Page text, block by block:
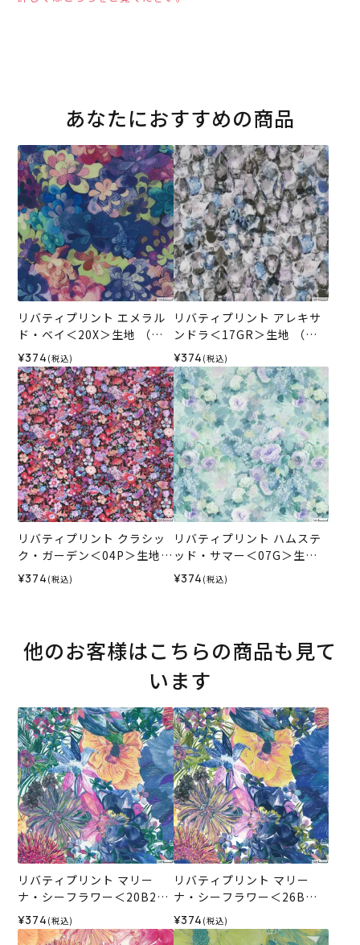
あなたにおすすめの商品
リバティプリント エメラル
ド・ベイ＜20X＞生地 （ホ
ビーラホビーレオリジナ
ル）2026SS
¥374 (税込)
リバティプリント アレキサ
ンドラ＜17GR＞生地 （ホ
ビーラホビーレオリジナ
ル）2026SS
¥374 (税込)
リバティプリント クラシッ
ク・ガーデン＜04P＞生地
（ホビーラホビーレオリジ
ナル）2026SS
¥374 (税込)
リバティプリント ハムステ
ッド・サマー＜07G＞生地
（ホビーラホビーレオリジ
ナル）2025SS
¥374 (税込)
他のお客様はこちらの商品も見て
います
リバティプリント マリー
ナ・シーフラワー＜20B2＞
生地 ★復刻色 （ホビーラホ
ビーレオリジナル）2025SS
¥374 (税込)
リバティプリント マリー
ナ・シーフラワー＜26B＞
生地 （ホビーラホビーレオ
リジナル）2025SS
¥374 (税込)